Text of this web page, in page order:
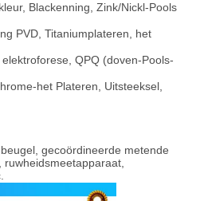
Blackenning, Zink/Nickl-Pools
PVD, Titaniumplateren, het
QPQ (doven-Pools-
het Plateren, Uitsteeksel,
gecoördineerde metende
ruwheidsmeetapparaat,